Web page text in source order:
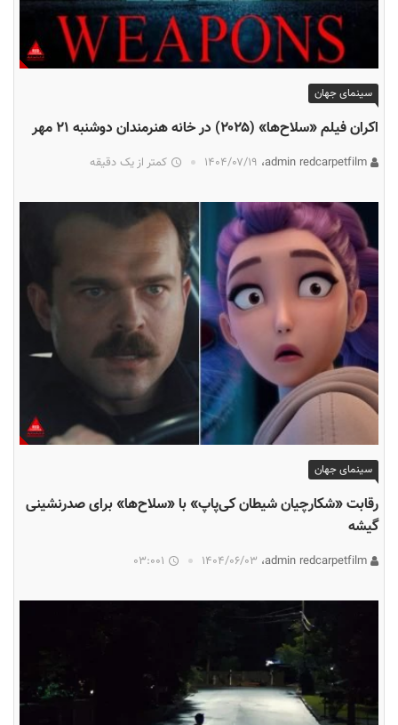
سینمای جهان
اکران فیلم «سلاح‌ها» (۲۰۲۵) در خانه هنرمندان دوشنبه ۲۱ مهر
۱۴۰۴/۰۷/۱۹ کمتر از یک دقیقه
سینمای جهان
رقابت «شکارچیان شیطان کی‌پاپ» با «سلاح‌ها» برای صدرنشینی
گیشه
۱۴۰۴/۰۶/۰۳ 03:001